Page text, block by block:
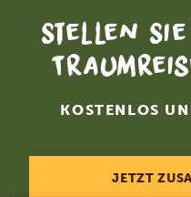
Stellen
KOSTENLOS
JETZT